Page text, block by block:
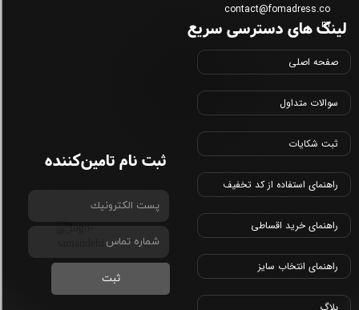
contact@fomadress.co
m
لینک های دسترسی سریع
صفحه اصلی
سوالات متداول
ثبت شکایات
راهنمای استفاده از کد تخفیف
راهنمای خرید اقساطی
راهنمای انتخاب سایز
ثبت
ثبت نام تامین‌کننده